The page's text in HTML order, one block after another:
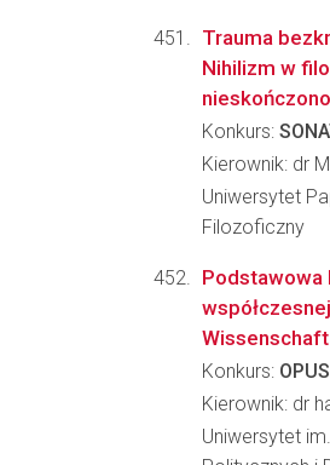
Trauma
Nihilizm w
Konkurs:
Kierownik: dr
Uniwersytet
Filozoficzny
Podstawowa
Konkurs:
Kierownik: dr
Uniwersytet